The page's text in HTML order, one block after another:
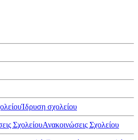
Ίδρυση σχολείου
Ανακοινώσεις Σχολείου